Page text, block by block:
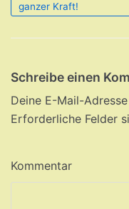
ganzer Kraft!
Schreibe einen
Deine E-Mail-
Erforderliche Felder
Kommentar